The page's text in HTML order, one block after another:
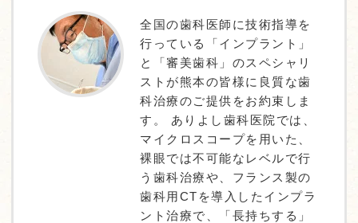
全国の歯科医師に技術指導を
行っている「インプラント」
と「審美歯科」のスペシャリ
ストが熊本の皆様に良質な歯
科治療のご提供をお約束しま
す。 ありよし歯科医院では、
マイクロスコープを用いた、
裸眼では不可能なレベルで行
う歯科治療や、フランス製の
歯科用CTを導入したインプラ
ント治療で、「長持ちする」